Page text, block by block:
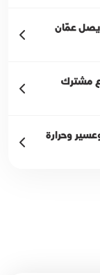
يصل عمّان
مشترك
وحرارة